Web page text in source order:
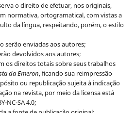
o direito de efetuar, nos originais,
normativa, ortogramatical, com vistas a
da língua, respeitando, porém, o estilo
serão enviadas aos autores;
devolvidos aos autores;
os direitos totais sobre seus trabalhos
da Emeron, ficando sua reimpressão
ou republicação sujeita à indicação
na revista, por meio da licensa está
NC-SA 4.0;